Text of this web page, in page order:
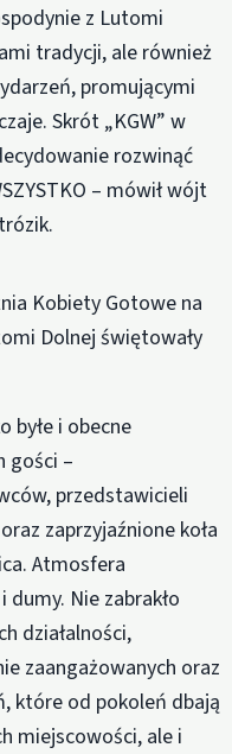
z Lutomi
tradycji, ale również
promującymi
Skrót „KGW” w
rozwinąć
– mówił wójt
Kobiety Gotowe na
Dolnej świętowały
byłe i obecne
gości –
przedstawicieli
zaprzyjaźnione koła
Atmosfera
dumy. Nie zabrakło
działalności,
zaangażowanych oraz
które od pokoleń dbają
miejscowości, ale i